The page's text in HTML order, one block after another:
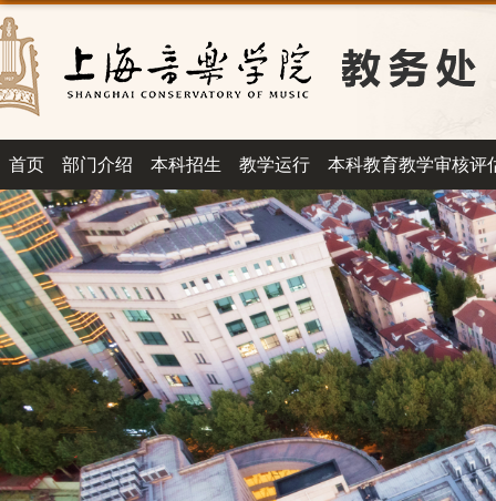
首页 部门介绍 本科招生 教学运行 本科教育教学审核评